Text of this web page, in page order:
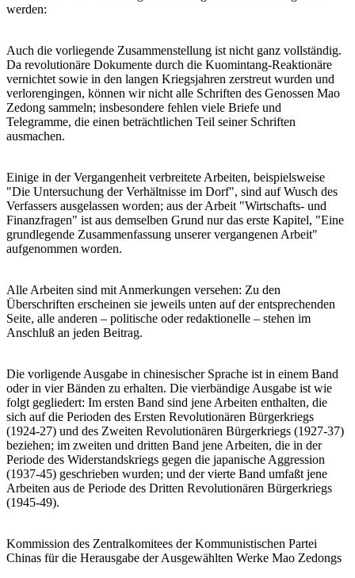
werden:
Auch die vorliegende Zusammenstellung ist nicht ganz vollständig.
Da revolutionäre Dokumente durch die Kuomintang-Reaktionäre
vernichtet sowie in den langen Kriegsjahren zerstreut wurden und
verlorengingen, können wir nicht alle Schriften des Genossen Mao
Zedong sammeln; insbesondere fehlen viele Briefe und
Telegramme, die einen beträchtlichen Teil seiner Schriften
ausmachen.
Einige in der Vergangenheit verbreitete Arbeiten, beispielsweise
"Die Untersuchung der Verhältnisse im Dorf", sind auf Wusch des
Verfassers ausgelassen worden; aus der Arbeit "Wirtschafts- und
Finanzfragen" ist aus demselben Grund nur das erste Kapitel, "Eine
grundlegende Zusammenfassung unserer vergangenen Arbeit"
aufgenommen worden.
Alle Arbeiten sind mit Anmerkungen versehen: Zu den
Überschriften erscheinen sie jeweils unten auf der entsprechenden
Seite, alle anderen – politische oder redaktionelle – stehen im
Anschluß an jeden Beitrag.
Die vorligende Ausgabe in chinesischer Sprache ist in einem Band
oder in vier Bänden zu erhalten. Die vierbändige Ausgabe ist wie
folgt gegliedert: Im ersten Band sind jene Arbeiten enthalten, die
sich auf die Perioden des Ersten Revolutionären Bürgerkriegs
(1924-27) und des Zweiten Revolutionären Bürgerkriegs (1927-37)
beziehen; im zweiten und dritten Band jene Arbeiten, die in der
Periode des Widerstandskriegs gegen die japanische Aggression
(1937-45) geschrieben wurden; und der vierte Band umfaßt jene
Arbeiten aus de Periode des Dritten Revolutionären Bürgerkriegs
(1945-49).
Kommission des Zentralkomitees der Kommunistischen Partei
Chinas für die Herausgabe der Ausgewählten Werke Mao Zedongs